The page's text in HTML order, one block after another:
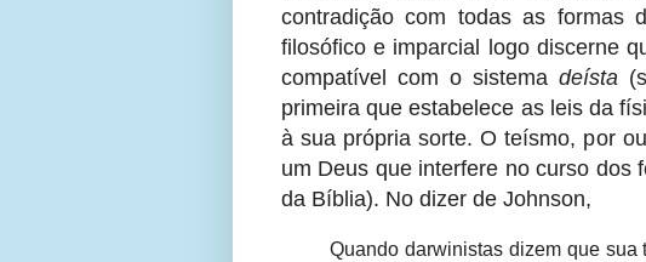
contradição com todas as formas
filosófico e imparcial logo discerne
compatível com o sistema deísta
primeira que estabelece as leis da
à sua própria sorte. O teísmo, por
um Deus que interfere no curso dos
da Bíblia). No dizer de Johnson,
Quando darwinistas dizem que sua